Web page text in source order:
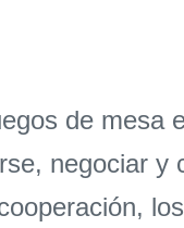
de
negociar